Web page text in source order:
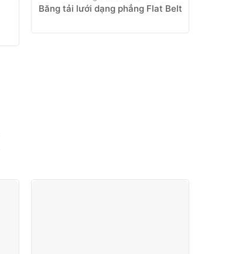
Băng tải lưới dạng phẳng Flat Belt